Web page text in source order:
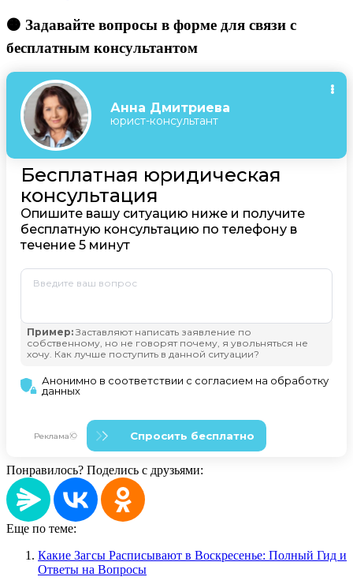
🟠 Задавайте вопросы в форме для связи с
бесплатным консультантом
Понравилось? Поделись с друзьями:
Еще по теме:
Какие Загсы Расписывают в Воскресенье: Полный Гид и
Ответы на Вопросы